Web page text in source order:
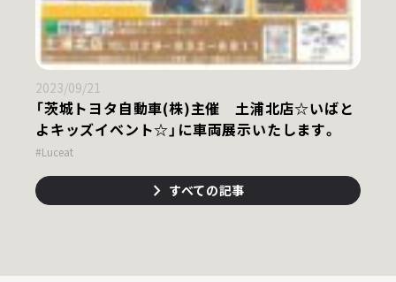
2023/09/21
「茨城トヨタ自動車(株)主催 土浦北店☆いばと
よキッズイベント☆」に車両展示いたします。
#Luceat
すべての記事